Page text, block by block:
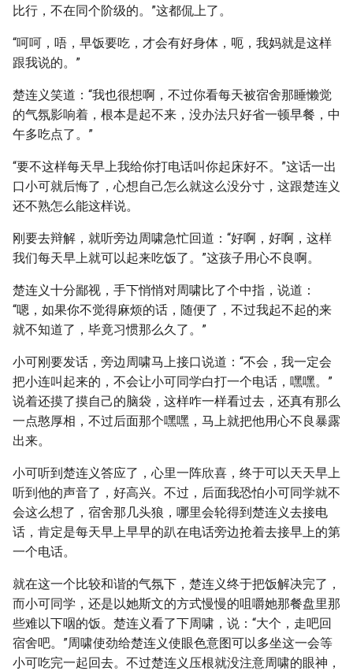
比行，不在同个阶级的。”这都侃上了。
“呵呵，唔，早饭要吃，才会有好身体，呃，我妈就是这样
跟我说的。”
楚连义笑道：“我也很想啊，不过你看每天被宿舍那睡懒觉
的气氛影响着，根本是起不来，没办法只好省一顿早餐，中
午多吃点了。”
“要不这样每天早上我给你打电话叫你起床好不。”这话一出
口小可就后悔了，心想自己怎么就这么没分寸，这跟楚连义
还不熟怎么能这样说。
刚要去辩解，就听旁边周啸急忙回道：“好啊，好啊，这样
我们每天早上就可以起来吃饭了。”这孩子用心不良啊。
楚连义十分鄙视，手下悄悄对周啸比了个中指，说道：
“嗯，如果你不觉得麻烦的话，随便了，不过我起不起的来
就不知道了，毕竟习惯那么久了。”
小可刚要发话，旁边周啸马上接口说道：“不会，我一定会
把小连叫起来的，不会让小可同学白打一个电话，嘿嘿。”
说着还摸了摸自己的脑袋，这样咋一样看过去，还真有那么
一点憨厚相，不过后面那个嘿嘿，马上就把他用心不良暴露
出来。
小可听到楚连义答应了，心里一阵欣喜，终于可以天天早上
听到他的声音了，好高兴。不过，后面我恐怕小可同学就不
会这么想了，宿舍那几头狼，哪里会轮得到楚连义去接电
话，肯定是每天早上早早的趴在电话旁边抢着去接早上的第
一个电话。
就在这一个比较和谐的气氛下，楚连义终于把饭解决完了，
而小可同学，还是以她斯文的方式慢慢的咀嚼她那餐盘里那
些难以下咽的饭。楚连义看了下周啸，说：“大个，走吧回
宿舍吧。”周啸使劲给楚连义使眼色意图可以多坐这一会等
小可吃完一起回去。不过楚连义压根就没注意周啸的眼神，